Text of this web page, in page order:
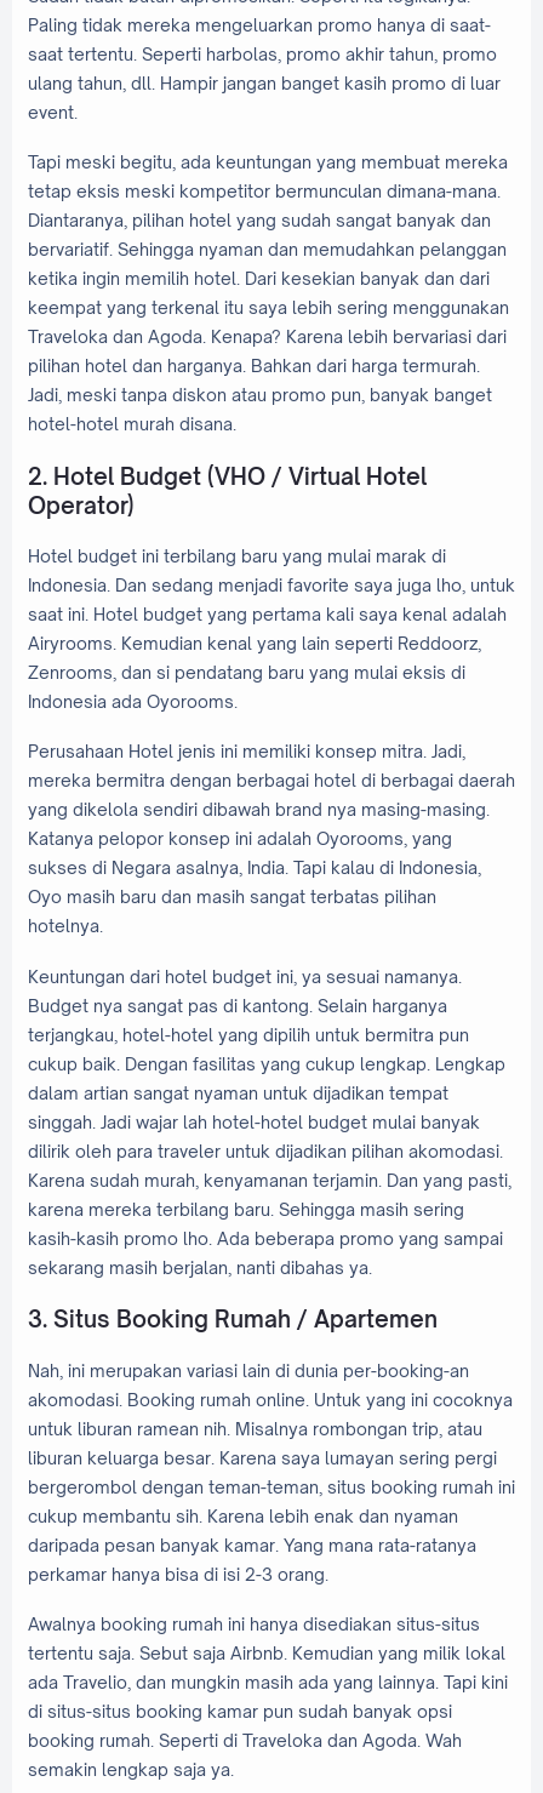
Paling tidak mereka mengeluarkan promo hanya di saat-
saat tertentu. Seperti harbolas, promo akhir tahun, promo
ulang tahun, dll. Hampir jangan banget kasih promo di luar
event.
Tapi meski begitu, ada keuntungan yang membuat mereka
tetap eksis meski kompetitor bermunculan dimana-mana.
Diantaranya, pilihan hotel yang sudah sangat banyak dan
bervariatif. Sehingga nyaman dan memudahkan pelanggan
ketika ingin memilih hotel. Dari kesekian banyak dan dari
keempat yang terkenal itu saya lebih sering menggunakan
Traveloka dan Agoda. Kenapa? Karena lebih bervariasi dari
pilihan hotel dan harganya. Bahkan dari harga termurah.
Jadi, meski tanpa diskon atau promo pun, banyak banget
hotel-hotel murah disana.
2. Hotel Budget (VHO / Virtual Hotel
Operator)
Hotel budget ini terbilang baru yang mulai marak di
Indonesia. Dan sedang menjadi favorite saya juga lho, untuk
saat ini. Hotel budget yang pertama kali saya kenal adalah
Airyrooms. Kemudian kenal yang lain seperti Reddoorz,
Zenrooms, dan si pendatang baru yang mulai eksis di
Indonesia ada Oyorooms.
Perusahaan Hotel jenis ini memiliki konsep mitra. Jadi,
mereka bermitra dengan berbagai hotel di berbagai daerah
yang dikelola sendiri dibawah brand nya masing-masing.
Katanya pelopor konsep ini adalah Oyorooms, yang
sukses di Negara asalnya, India. Tapi kalau di Indonesia,
Oyo masih baru dan masih sangat terbatas pilihan
hotelnya.
Keuntungan dari hotel budget ini, ya sesuai namanya.
Budget nya sangat pas di kantong. Selain harganya
terjangkau, hotel-hotel yang dipilih untuk bermitra pun
cukup baik. Dengan fasilitas yang cukup lengkap. Lengkap
dalam artian sangat nyaman untuk dijadikan tempat
singgah. Jadi wajar lah hotel-hotel budget mulai banyak
dilirik oleh para traveler untuk dijadikan pilihan akomodasi.
Karena sudah murah, kenyamanan terjamin. Dan yang pasti,
karena mereka terbilang baru. Sehingga masih sering
kasih-kasih promo lho. Ada beberapa promo yang sampai
sekarang masih berjalan, nanti dibahas ya.
3. Situs Booking Rumah / Apartemen
Nah, ini merupakan variasi lain di dunia per-booking-an
akomodasi. Booking rumah online. Untuk yang ini cocoknya
untuk liburan ramean nih. Misalnya rombongan trip, atau
liburan keluarga besar. Karena saya lumayan sering pergi
bergerombol dengan teman-teman, situs booking rumah ini
cukup membantu sih. Karena lebih enak dan nyaman
daripada pesan banyak kamar. Yang mana rata-ratanya
perkamar hanya bisa di isi 2-3 orang.
Awalnya booking rumah ini hanya disediakan situs-situs
tertentu saja. Sebut saja Airbnb. Kemudian yang milik lokal
ada Travelio, dan mungkin masih ada yang lainnya. Tapi kini
di situs-situs booking kamar pun sudah banyak opsi
booking rumah. Seperti di Traveloka dan Agoda. Wah
semakin lengkap saja ya.